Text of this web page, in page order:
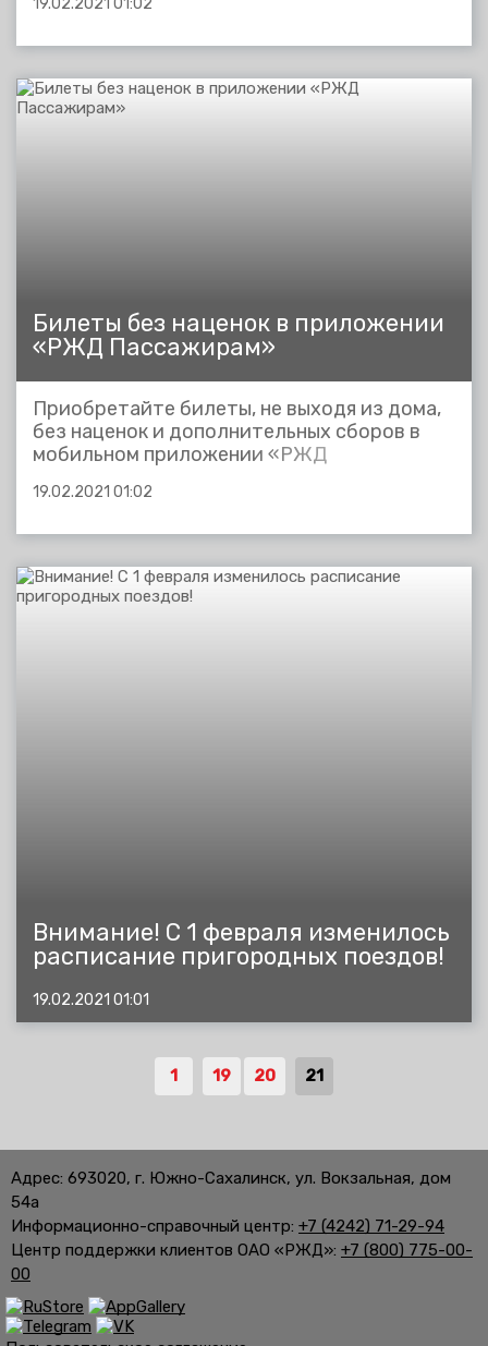
инфраструктуры и проезде на поездах
используйте маски и перчатки! Будьте
здоровы! С заботой...
19.02.2021 01:02
Билеты без наценок в приложении
«РЖД Пассажирам»
Приобретайте билеты, не выходя из дома,
без наценок и дополнительных сборов в
мобильном приложении «РЖД
современный канал для продажи билетов, с
сообщения. Мобильное...
19.02.2021 01:02
Внимание! С 1 февраля изменилось
расписание пригородных поездов!
19.02.2021 01:01
1 19 20 21
Адрес: 693020, г. Южно-Сахалинск, ул. Вокзальная, дом
54а
Информационно-справочный центр: +7 (4242) 71-29-94
Центр поддержки клиентов ОАО «РЖД»: +7 (800) 775-00-
00